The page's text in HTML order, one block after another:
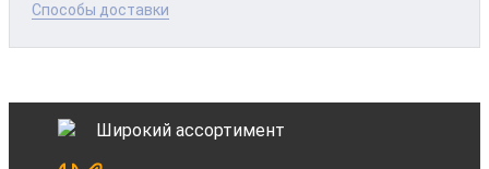
Способы доставки
Широкий ассортимент